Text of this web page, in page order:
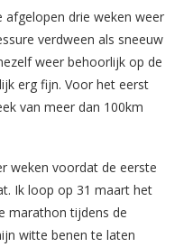
drie weken weer
verdween als sneeuw
weer behoorlijk op de
erg fijn. Voor het eerst
van meer dan 100km
weken voordat de eerste
Ik loop op 31 maart het
marathon tijdens de
witte benen te laten